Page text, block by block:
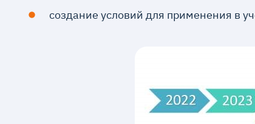
создание условий для применения в